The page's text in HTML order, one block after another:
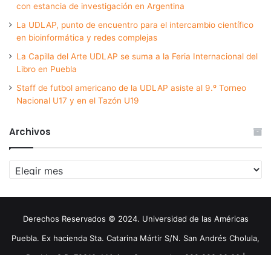
con estancia de investigación en Argentina
La UDLAP, punto de encuentro para el intercambio científico
en bioinformática y redes complejas
La Capilla del Arte UDLAP se suma a la Feria Internacional del
Libro en Puebla
Staff de futbol americano de la UDLAP asiste al 9.º Torneo
Nacional U17 y en el Tazón U19
Archivos
Archivos
Derechos Reservados © 2024. Universidad de las Américas
Puebla. Ex hacienda Sta. Catarina Mártir S/N. San Andrés Cholula,